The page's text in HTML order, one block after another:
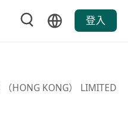
登入
（HONG KONG） LIMITED